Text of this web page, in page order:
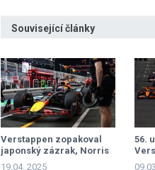
Související články
Verstappen zopakoval
japonský zázrak, Norris
selhal pod tlakem
19.04. 2025
56.